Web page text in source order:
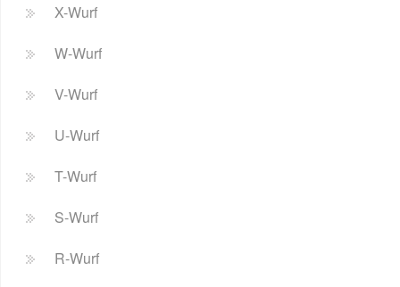
X-Wurf
W-Wurf
V-Wurf
U-Wurf
T-Wurf
S-Wurf
R-Wurf